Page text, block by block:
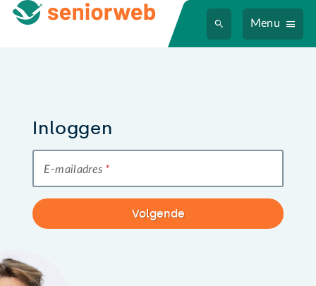
Menu
Inloggen
E-mailadres *
Volgende